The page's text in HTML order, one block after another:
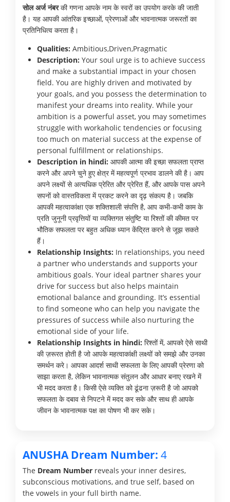
सोल अर्ज नंबरकी गणना आपके नाम के स्वरों का उपयोग करके की जाती
है। यह आपकी आंतरिक इच्छाओं, प्रेरणाओं और भावनात्मक जरूरतों का
प्रतिनिधित्व करता है।
Qualities: Ambitious,Driven,Pragmatic
Description: Your soul urge is to achieve success
and make a substantial impact in your chosen
field. You are highly driven and motivated by
your goals, and you possess the determination to
manifest your dreams into reality. While your
ambition is a powerful asset, you may sometimes
struggle with workaholic tendencies or focusing
too much on material success at the expense of
personal fulfillment or relationships.
Description in hindi: आपकी आत्मा की इच्छा सफलता प्राप्त
करने और अपने चुने हुए क्षेत्र में महत्वपूर्ण प्रभाव डालने की है। आप
अपने लक्ष्यों से अत्यधिक प्रेरित और प्रेरित हैं, और आपके पास अपने
सपनों को वास्तविकता में प्रकट करने का दृढ़ संकल्प है। जबकि
आपकी महत्वाकांक्षा एक शक्तिशाली संपत्ति है, आप कभी-कभी काम के
प्रति जुनूनी प्रवृत्तियों या व्यक्तिगत संतुष्टि या रिश्तों की कीमत पर
भौतिक सफलता पर बहुत अधिक ध्यान केंद्रित करने से जूझ सकते
हैं।
Relationship Insights: In relationships, you need
a partner who understands and supports your
ambitious goals. Your ideal partner shares your
drive for success but also helps maintain
emotional balance and grounding. It’s essential
to find someone who can help you navigate the
pressures of success while also nurturing the
emotional side of your life.
Relationship Insights in hindi: रिश्तों में, आपको ऐसे साथी
की ज़रूरत होती है जो आपके महत्वाकांक्षी लक्ष्यों को समझे और उनका
समर्थन करे। आपका आदर्श साथी सफलता के लिए आपकी प्रेरणा को
साझा करता है, लेकिन भावनात्मक संतुलन और आधार बनाए रखने में
भी मदद करता है। किसी ऐसे व्यक्ति को ढूंढना ज़रूरी है जो आपको
सफलता के दबाव से निपटने में मदद कर सके और साथ ही आपके
जीवन के भावनात्मक पक्ष का पोषण भी कर सके।
ANUSHA Dream Number: 4
The Dream Number reveals your inner desires,
subconscious motivations, and true self, based on
the vowels in your full birth name.